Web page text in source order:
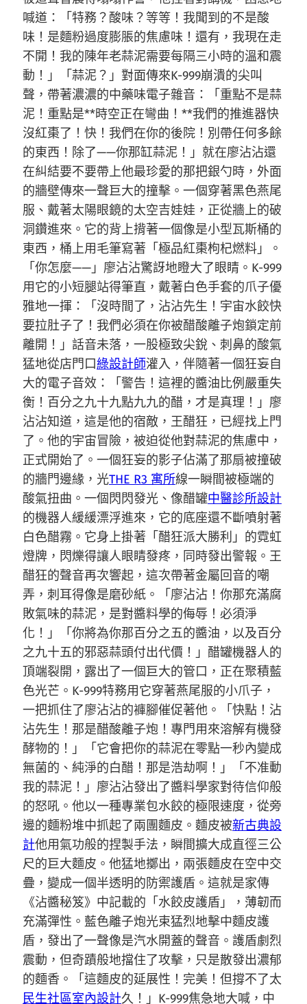
喊道：「特務？酸味？等等！我聞到的不是酸
味！是麵粉過度膨脹的焦慮味！還有，我現在走
不開！我的陳年老蒜泥需要每隔三小時的溫和震
動！」「蒜泥？」對面傳來K-999崩潰的尖叫
聲，帶著濃濃的中藥味電子雜音：「重點不是蒜
泥！重點是**時空正在彎曲！**我們的推進器快
沒紅棗了！快！我們在你的後院！別帶任何多餘
的東西！除了——你那缸蒜泥！」就在廖沾沾還
在糾結要不要帶上他最珍愛的那把銀勺時，外面
的牆壁傳來一聲巨大的撞擊。一個穿著黑色燕尾
服、戴著太陽眼鏡的太空吉娃娃，正從牆上的破
洞鑽進來。它的背上揹著一個像是小型瓦斯桶的
東西，桶上用毛筆寫著「極品紅棗枸杞燃料」。
「你怎麼——」廖沾沾驚訝地瞪大了眼睛。K-999
用它的小短腿站得筆直，戴著白色手套的爪子優
雅地一揮：「沒時間了，沾沾先生！宇宙水餃快
要拉肚子了！我們必須在你被醋酸離子炮鎖定前
離開！」話音未落，一股極致尖銳、刺鼻的酸氣
猛地從店門口綠設計師灌入，伴隨著一個狂妄自
大的電子音效：「警告！這裡的醬油比例嚴重失
衡！百分之九十九點九九的醋，才是真理！」廖
沾沾知道，這是他的宿敵，王醋狂，已經找上門
了。他的宇宙冒險，被迫從他對蒜泥的焦慮中，
正式開始了。一個狂妄的影子佔滿了那扇被撞破
的牆門邊緣，光THE R3 寓所線一瞬間被極端的
酸氣扭曲。一個閃閃發光、像醋罐中醫診所設計
的機器人緩緩漂浮進來，它的底座還不斷噴射著
白色醋霧。它身上掛著「醋狂派大勝利」的霓虹
燈牌，閃爍得讓人眼睛發疼，同時發出警報。王
醋狂的聲音再次響起，這次帶著金屬回音的嘲
弄，刺耳得像是磨砂紙。「廖沾沾！你那充滿腐
敗氣味的蒜泥，是對醬料學的侮辱！必須淨
化！」「你將為你那百分之五的醬油，以及百分
之九十五的邪惡蒜頭付出代價！」醋罐機器人的
頂端裂開，露出了一個巨大的管口，正在聚積藍
色光芒。K-999特務用它穿著燕尾服的小爪子，
一把抓住了廖沾沾的褲腳催促著他。「快點！沾
沾先生！那是醋酸離子炮！專門用來溶解有機發
酵物的！」「它會把你的蒜泥在零點一秒內變成
無菌的、純淨的白醋！那是浩劫啊！」「不准動
我的蒜泥！」廖沾沾發出了醬料學家對待信仰般
的怒吼。他以一種專業包水餃的極限速度，從旁
邊的麵粉堆中抓起了兩團麵皮。麵皮被新古典設
計他用氣功般的捏製手法，瞬間擴大成直徑三公
尺的巨大麵皮。他猛地擲出，兩張麵皮在空中交
疊，變成一個半透明的防禦護盾。這就是家傳
《沾醬秘笈》中記載的「水餃皮護盾」，薄韌而
充滿彈性。藍色離子炮光束猛烈地擊中麵皮護
盾，發出了一聲像是汽水開蓋的聲音。護盾劇烈
震動，但奇蹟般地擋住了攻擊，只是散發出濃郁
的麵香。「這麵皮的延展性！完美！但撐不了太
民生社區室內設計久！」K-999焦急地大喊，中